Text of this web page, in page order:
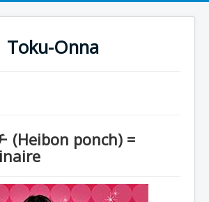
Toku-Onna
(Heibon ponch) =